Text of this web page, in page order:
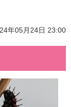
年05月24日 23:00